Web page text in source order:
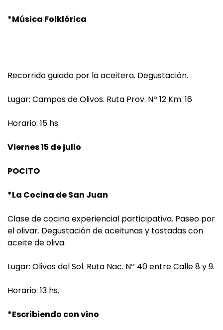
*Música Folklórica
Recorrido guiado por la aceitera. Degustación.
Lugar: Campos de Olivos. Ruta Prov. Nº 12 Km. 16
Horario: 15 hs.
Viernes 15 de julio
POCITO
*La Cocina de San Juan
Clase de cocina experiencial participativa. Paseo por
el olivar. Degustación de aceitunas y tostadas con
aceite de oliva.
Lugar: Olivos del Sol. Ruta Nac. Nº 40 entre Calle 8 y 9.
Horario: 13 hs.
*Escribiendo con vino